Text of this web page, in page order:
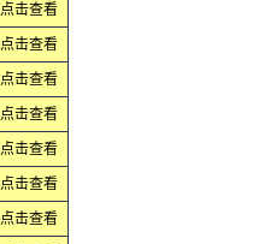
点击查看
点击查看
点击查看
点击查看
点击查看
点击查看
点击查看